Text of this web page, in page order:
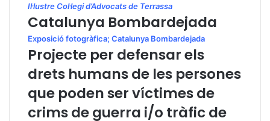
Il·lustre Col·legi d’Advocats de Terrassa
Catalunya Bombardejada
Exposició fotogràfica; Catalunya Bombardejada
Projecte per defensar els
drets humans de les persones
que poden ser víctimes de
crims de guerra i/o tràfic de